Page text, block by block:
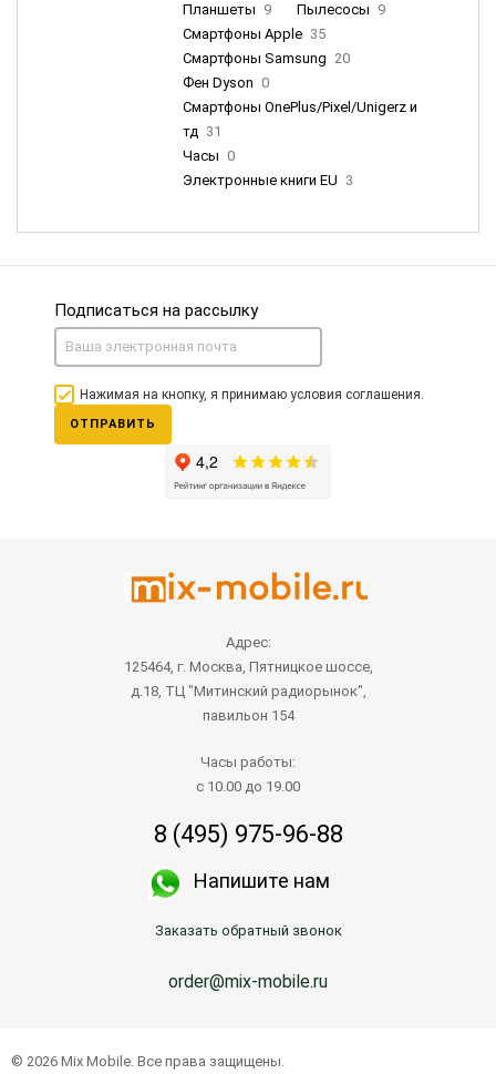
Написать продавцу
Планшеты 9 Пылесосы 9
Смартфоны Apple 35
Смартфоны Samsung 20
Фен Dyson 0
Смартфоны OnePlus/Pixel/Unigerz и
тд 31
Часы 0
Электронные книги EU 3
Подписаться на рассылку
Нажимая на кнопку, я принимаю условия соглашения.
ОТПРАВИТЬ
Адрес:
125464, г. Москва, Пятницкое шоссе,
д.18, ТЦ "Митинский радиорынок",
павильон 154
Часы работы:
с 10.00 до 19.00
8 (495) 975-96-88
Напишите нам
Заказать обратный звонок
order@mix-mobile.ru
© 2026 Mix Mobile. Все права защищены.